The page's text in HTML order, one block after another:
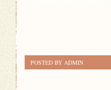
POSTED BY ADMIN